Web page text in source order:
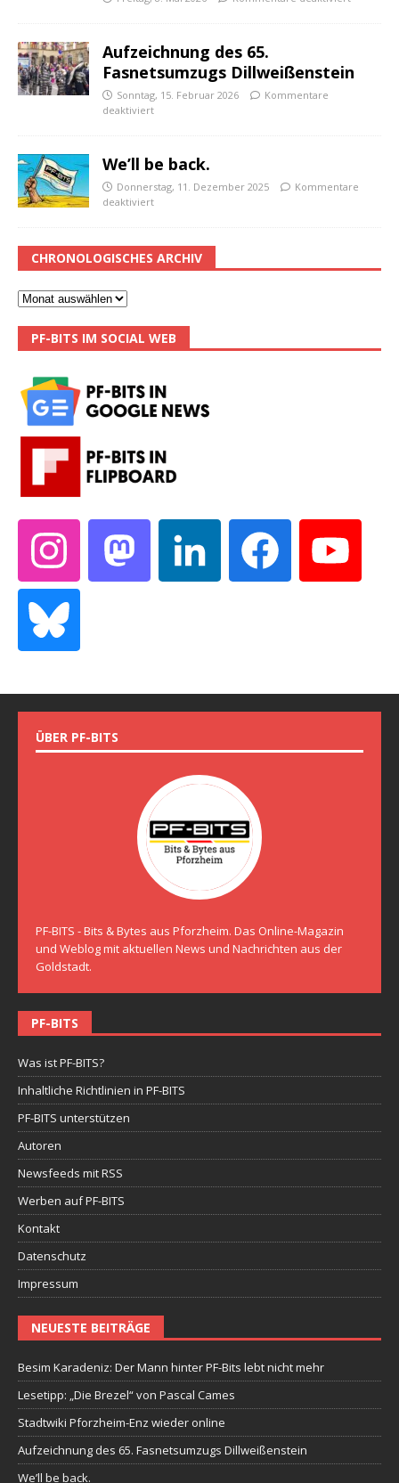
Aufzeichnung des 65.
Fasnetsumzugs Dillweißenstein
Sonntag, 15. Februar 2026
Kommentare
deaktiviert
We’ll be back.
Donnerstag, 11. Dezember 2025
Kommentare
deaktiviert
CHRONOLOGISCHES ARCHIV
PF-BITS IM SOCIAL WEB
ÜBER PF-BITS
PF-BITS - Bits & Bytes aus Pforzheim. Das Online-Magazin
und Weblog mit aktuellen News und Nachrichten aus der
Goldstadt.
PF-BITS
Was ist PF-BITS?
Inhaltliche Richtlinien in PF-BITS
PF-BITS unterstützen
Autoren
Newsfeeds mit RSS
Werben auf PF-BITS
Kontakt
Datenschutz
Impressum
NEUESTE BEITRÄGE
Besim Karadeniz: Der Mann hinter PF-Bits lebt nicht mehr
Lesetipp: „Die Brezel“ von Pascal Cames
Stadtwiki Pforzheim-Enz wieder online
Aufzeichnung des 65. Fasnetsumzugs Dillweißenstein
We’ll be back.